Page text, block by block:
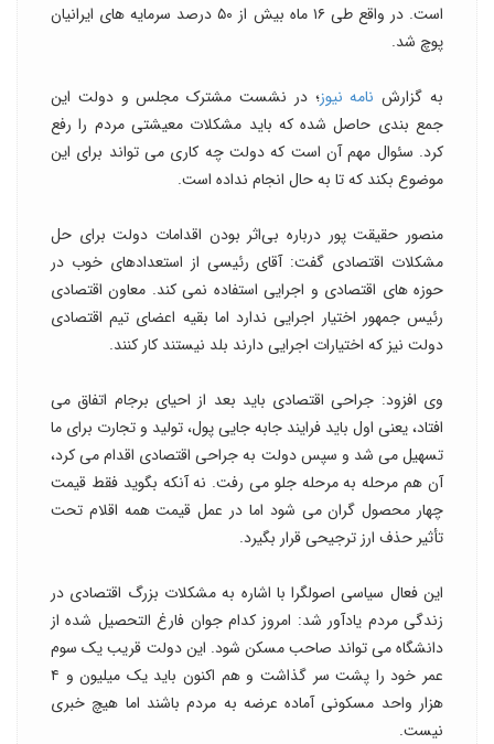
است. در واقع طی ۱۶ ماه بیش از ۵۰ درصد سرمایه های ایرانیان
پوچ شد.
به گزارشنامه نیوز؛ در نشست مشترک مجلس و دولت این
جمع بندی حاصل شده که باید مشکلات معیشتی مردم را رفع
کرد. سئوال مهم آن است که دولت چه کاری می تواند برای این
موضوع بکند که تا به حال انجام نداده است.
منصور حقیقت پور درباره بی‌اثر بودن اقدامات دولت برای حل
مشکلات اقتصادی گفت: آقای رئیسی از استعدادهای خوب در
حوزه های اقتصادی و اجرایی استفاده نمی کند. معاون اقتصادی
رئیس جمهور اختیار اجرایی ندارد اما بقیه اعضای تیم اقتصادی
دولت نیز که اختیارات اجرایی دارند بلد نیستند کار کنند.
وی افزود: جراحی اقتصادی باید بعد از احیای برجام اتفاق می
افتاد، یعنی اول باید فرایند جابه جایی پول، تولید و تجارت برای ما
تسهیل می شد و سپس دولت به جراحی اقتصادی اقدام می کرد،
آن هم مرحله به مرحله جلو می رفت. نه آنکه بگوید فقط قیمت
چهار محصول گران می شود اما در عمل قیمت همه اقلام تحت
تأثیر حذف ارز ترجیحی قرار بگیرد.
این فعال سیاسی اصولگرا با اشاره به مشکلات بزرگ اقتصادی در
زندگی مردم یادآور شد: امروز کدام جوان فارغ التحصیل شده از
دانشگاه می تواند صاحب مسکن شود. این دولت قریب یک سوم
عمر خود را پشت سر گذاشت و هم اکنون باید یک میلیون و ۴
هزار واحد مسکونی آماده عرضه به مردم باشند اما هیچ خبری
نیست.